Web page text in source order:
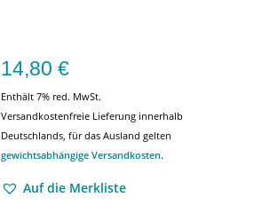
14,80 €
Enthält 7% red. MwSt.
Versandkostenfreie Lieferung innerhalb
Deutschlands, für das Ausland gelten
gewichtsabhängige Versandkosten.
Auf die Merkliste